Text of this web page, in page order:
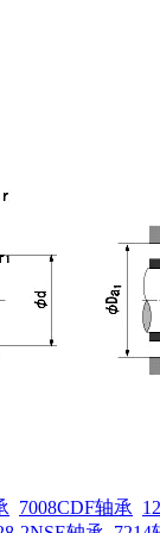
7008CDF轴承